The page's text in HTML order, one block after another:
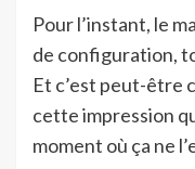
Pour l’instant, le
de configuration,
Et c’est peut-être
cette impression
moment où ça ne